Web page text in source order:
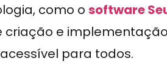
como o software
criação e
para todos.